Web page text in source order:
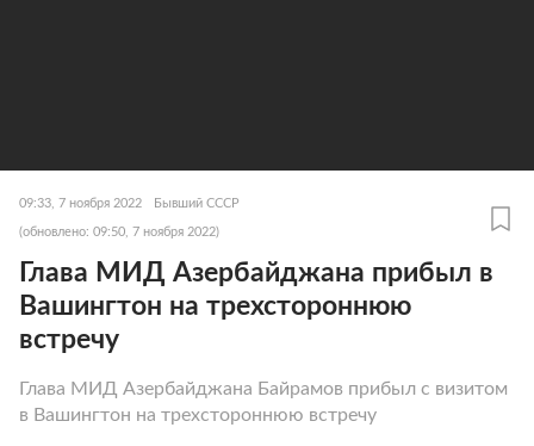
09:33, 7 ноября 2022 Бывший СССР
(обновлено: 09:50, 7 ноября 2022)
Глава МИД Азербайджана прибыл в
Вашингтон на трехстороннюю
встречу
Глава МИД Азербайджана Байрамов прибыл с визитом
в Вашингтон на трехстороннюю встречу